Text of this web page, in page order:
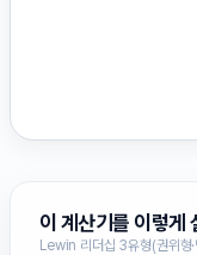
이 계산기를 이렇게
Lewin 리더십 3유형(권위형